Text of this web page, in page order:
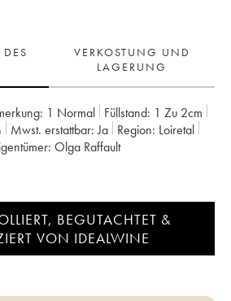
VERKOSTUNG UND
LAGERUNG
1 Normal Füllstand: 1 Zu 2cm
Mwst. erstattbar: ja Region: Loiretal
Eigentümer: Olga Raffault
BEGUTACHTET &
VON IDEALWINE